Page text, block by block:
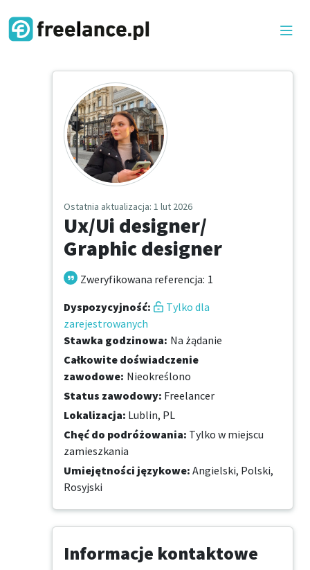
Ostatnia aktualizacja: 1 lut 2026
Ux/Ui designer/
Graphic designer
Zweryfikowana referencja: 1
Dyspozycyjność:
Tylko dla
zarejestrowanych
Stawka godzinowa: Na żądanie
Całkowite doświadczenie
zawodowe: Nieokreślono
Status zawodowy: Freelancer
Lokalizacja: Lublin, PL
Chęć do podróżowania: Tylko w miejscu
zamieszkania
Umiejętności językowe: Angielski, Polski,
Rosyjski
Informacje kontaktowe